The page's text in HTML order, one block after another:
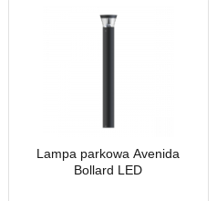
Lampa parkowa Avenida
Bollard LED